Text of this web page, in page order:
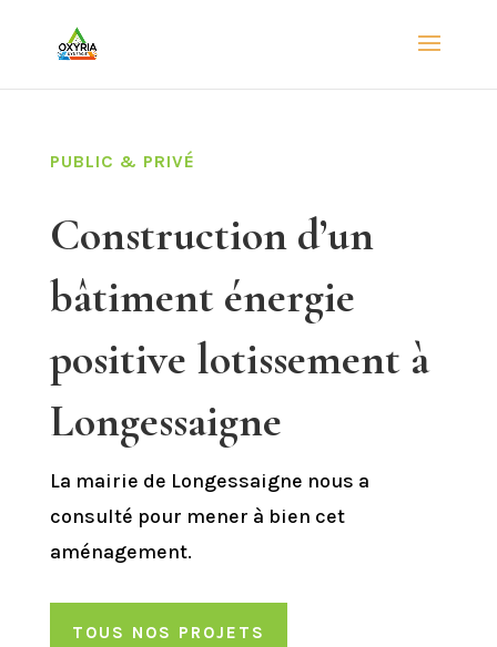
PUBLIC & PRIVÉ
Construction d’un
bâtiment énergie
positive lotissement à
Longessaigne
La mairie de Longessaigne nous a
consulté pour mener à bien cet
aménagement.
TOUS NOS PROJETS